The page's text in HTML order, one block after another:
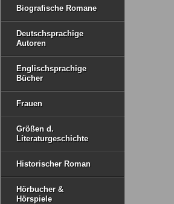
Biografische Romane
Deutschsprachige
Autoren
Englischsprachige
Bücher
Frauen
Größen d.
Literaturgeschichte
Historischer Roman
Hörbucher &
Hörspiele